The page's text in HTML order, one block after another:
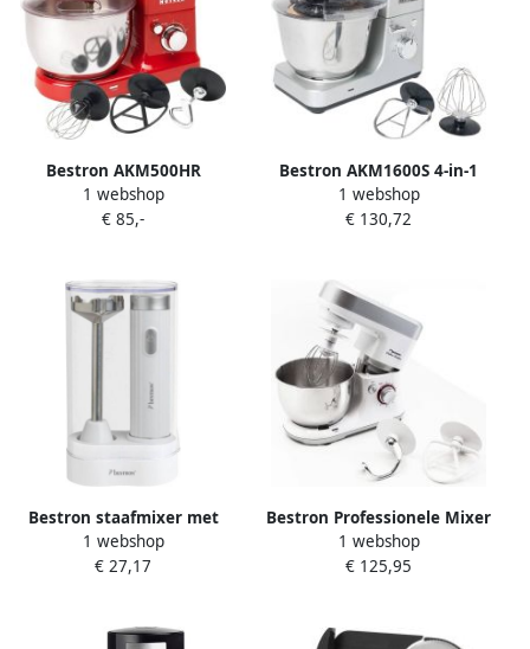
Bestron AKM500HR
Keukenmachine HotRed
1 webshop
€ 85,-
Bestron AKM1600S 4-in-1
Keukenmachine Kitchen
Master Pro
1 webshop
€ 130,72
Bestron staafmixer met
opbergbox 400 W wit
AHB400W
1 webshop
€ 27,17
Bestron Professionele Mixer
met Blender 700W AKM700
1 webshop
€ 125,95